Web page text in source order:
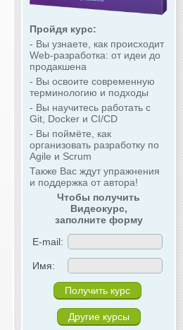
Пройдя курс:
- Вы узнаете, как происходит
Web-разработка: от идеи до
продакшена
- Вы освоите современную
терминологию и подходы
- Вы научитесь работать с
Git, Docker и CI/CD
- Вы поймёте, как
организовать разработку по
Agile и Scrum
Также Вас ждут упражнения
и поддержка от автора!
Чтобы получить
Видеокурс,
заполните форму
E-mail:
Имя:
Другие курсы